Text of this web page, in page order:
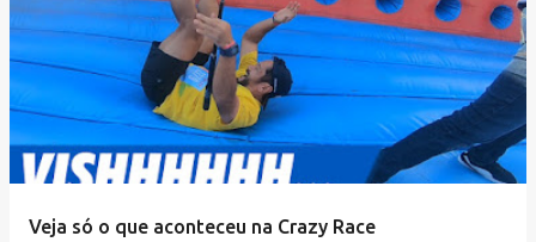
Veja só o que aconteceu na Crazy Race